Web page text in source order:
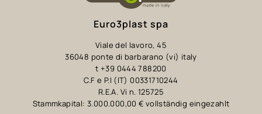
Euro3plast spa
Viale del lavoro, 45
36048 ponte di barbarano (vi) italy
t +39 0444 788200
C.F e P.I (IT) 00331710244
R.E.A. Vi n. 125725
Stammkapital: 3.000.000,00 € vollständig eingezahlt